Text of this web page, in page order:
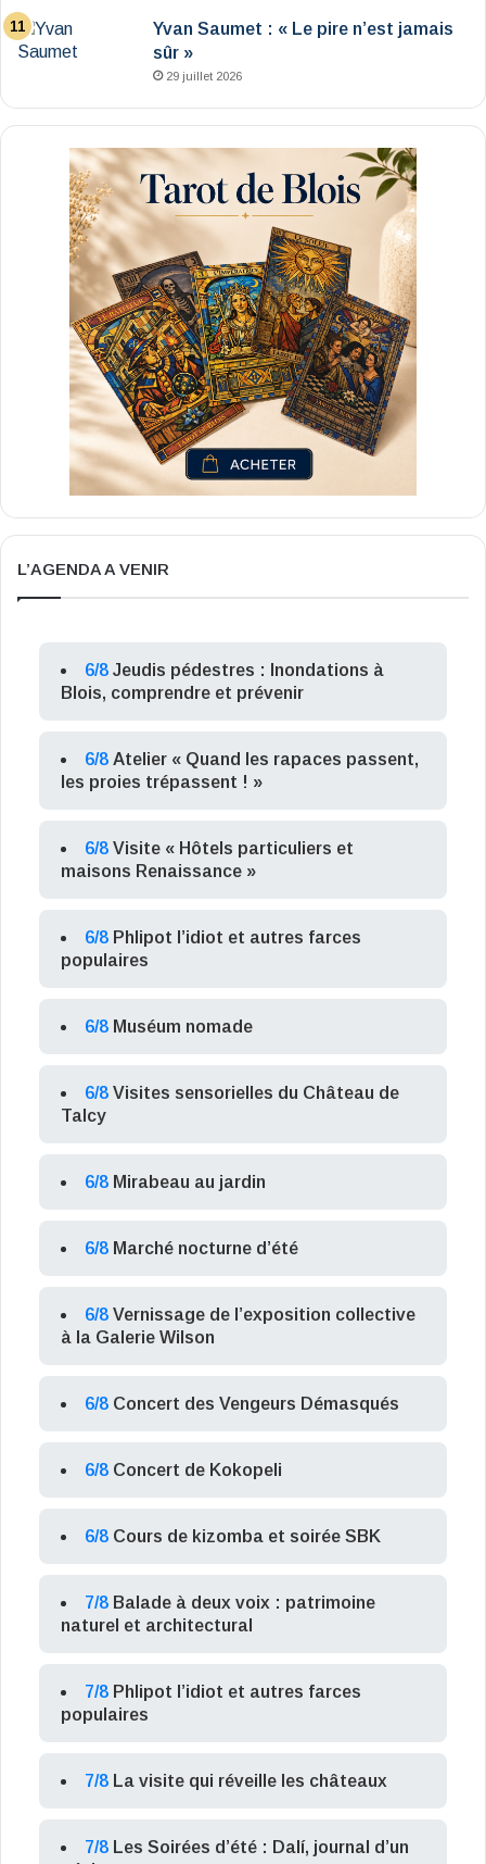
Yvan Saumet : « Le pire n’est jamais
sûr »
29 juillet 2026
L’AGENDA A VENIR
6/8 Jeudis pédestres : Inondations à
Blois, comprendre et prévenir
6/8 Atelier « Quand les rapaces passent,
les proies trépassent ! »
6/8 Visite « Hôtels particuliers et
maisons Renaissance »
6/8 Phlipot l’idiot et autres farces
populaires
6/8 Muséum nomade
6/8 Visites sensorielles du Château de
Talcy
6/8 Mirabeau au jardin
6/8 Marché nocturne d’été
6/8 Vernissage de l’exposition collective
à la Galerie Wilson
6/8 Concert des Vengeurs Démasqués
6/8 Concert de Kokopeli
6/8 Cours de kizomba et soirée SBK
7/8 Balade à deux voix : patrimoine
naturel et architectural
7/8 Phlipot l’idiot et autres farces
populaires
7/8 La visite qui réveille les châteaux
7/8 Les Soirées d’été : Dalí, journal d’un